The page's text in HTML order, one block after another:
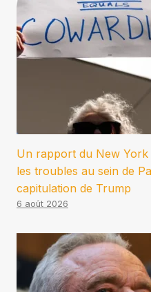
Un rapport du New York
les troubles au sein de
capitulation de Trump
6 août 2026